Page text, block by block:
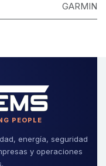
GARMIN
PEOPLE
energía, seguridad
y operaciones